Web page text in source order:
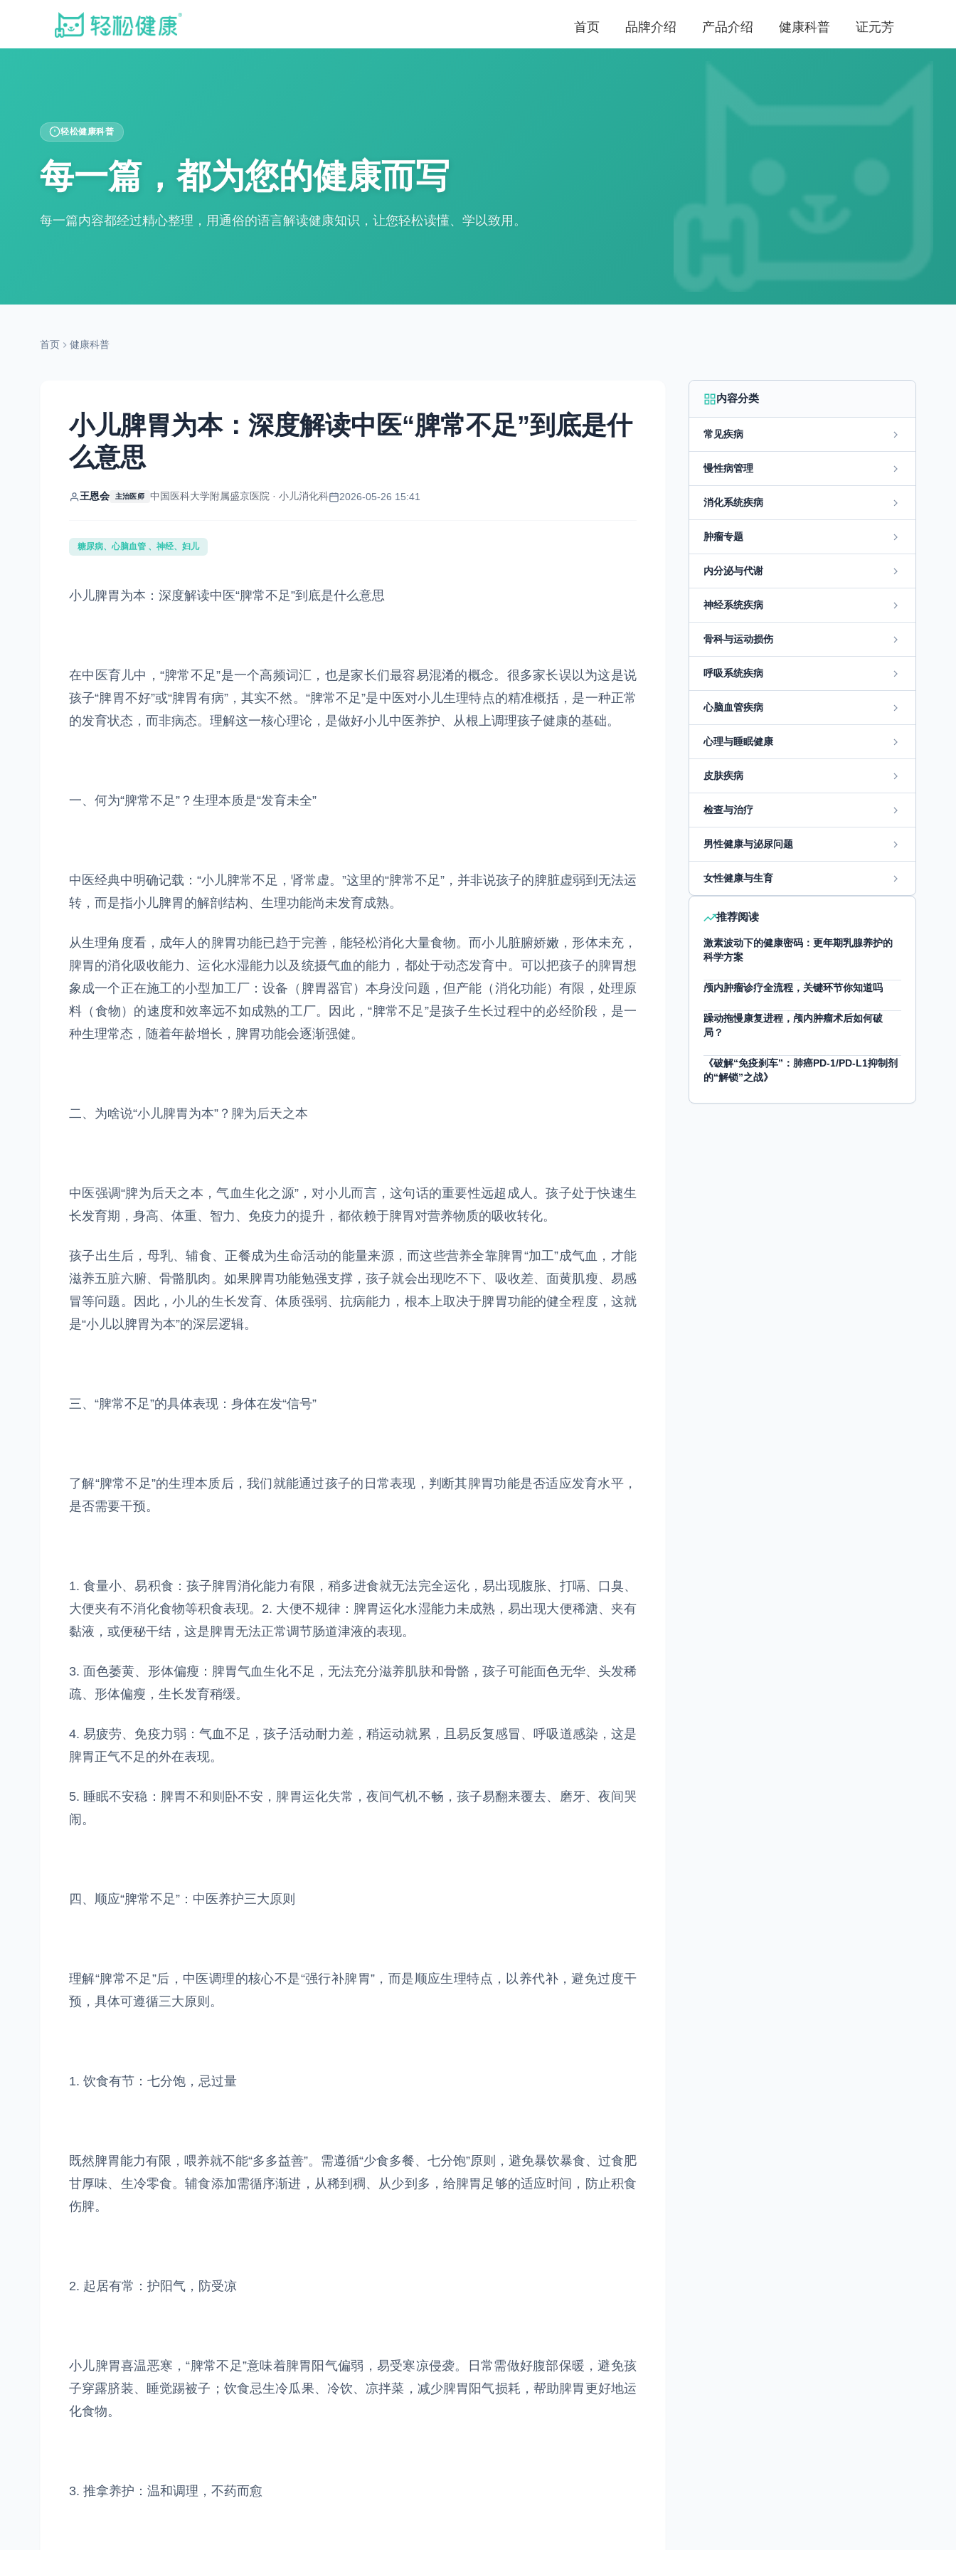
首页 品牌介绍 产品介绍 健康科普 证元芳
轻松健康科普
每一篇，都为您的健康而写
每一篇内容都经过精心整理，用通俗的语言解读健康知识，让您轻松读懂、学以致用。
首页 健康科普
小儿脾胃为本：深度解读中医“脾常不足”到底是什
么意思
王恩会 主治医师 中国医科大学附属盛京医院 · 小儿消化科 2026-05-26 15:41
糖尿病、心脑血管 、神经、妇儿
小儿脾胃为本：深度解读中医“脾常不足”到底是什么意思
在中医育儿中，“脾常不足”是一个高频词汇，也是家长们最容易混淆的概念。很多家长误以为这是说
孩子“脾胃不好”或“脾胃有病”，其实不然。“脾常不足”是中医对小儿生理特点的精准概括，是一种正常
的发育状态，而非病态。理解这一核心理论，是做好小儿中医养护、从根上调理孩子健康的基础。
一、何为“脾常不足”？生理本质是“发育未全”
中医经典中明确记载：“小儿脾常不足，肾常虚。”这里的“脾常不足”，并非说孩子的脾脏虚弱到无法运
转，而是指小儿脾胃的解剖结构、生理功能尚未发育成熟。
从生理角度看，成年人的脾胃功能已趋于完善，能轻松消化大量食物。而小儿脏腑娇嫩，形体未充，
脾胃的消化吸收能力、运化水湿能力以及统摄气血的能力，都处于动态发育中。可以把孩子的脾胃想
象成一个正在施工的小型加工厂：设备（脾胃器官）本身没问题，但产能（消化功能）有限，处理原
料（食物）的速度和效率远不如成熟的工厂。因此，“脾常不足”是孩子生长过程中的必经阶段，是一
种生理常态，随着年龄增长，脾胃功能会逐渐强健。
二、为啥说“小儿脾胃为本”？脾为后天之本
中医强调“脾为后天之本，气血生化之源”，对小儿而言，这句话的重要性远超成人。孩子处于快速生
长发育期，身高、体重、智力、免疫力的提升，都依赖于脾胃对营养物质的吸收转化。
孩子出生后，母乳、辅食、正餐成为生命活动的能量来源，而这些营养全靠脾胃“加工”成气血，才能
滋养五脏六腑、骨骼肌肉。如果脾胃功能勉强支撑，孩子就会出现吃不下、吸收差、面黄肌瘦、易感
冒等问题。因此，小儿的生长发育、体质强弱、抗病能力，根本上取决于脾胃功能的健全程度，这就
是“小儿以脾胃为本”的深层逻辑。
三、“脾常不足”的具体表现：身体在发“信号”
了解“脾常不足”的生理本质后，我们就能通过孩子的日常表现，判断其脾胃功能是否适应发育水平，
是否需要干预。
1. 食量小、易积食：孩子脾胃消化能力有限，稍多进食就无法完全运化，易出现腹胀、打嗝、口臭、
大便夹有不消化食物等积食表现。2. 大便不规律：脾胃运化水湿能力未成熟，易出现大便稀溏、夹有
黏液，或便秘干结，这是脾胃无法正常调节肠道津液的表现。
3. 面色萎黄、形体偏瘦：脾胃气血生化不足，无法充分滋养肌肤和骨骼，孩子可能面色无华、头发稀
疏、形体偏瘦，生长发育稍缓。
4. 易疲劳、免疫力弱：气血不足，孩子活动耐力差，稍运动就累，且易反复感冒、呼吸道感染，这是
脾胃正气不足的外在表现。
5. 睡眠不安稳：脾胃不和则卧不安，脾胃运化失常，夜间气机不畅，孩子易翻来覆去、磨牙、夜间哭
闹。
四、顺应“脾常不足”：中医养护三大原则
理解“脾常不足”后，中医调理的核心不是“强行补脾胃”，而是顺应生理特点，以养代补，避免过度干
预，具体可遵循三大原则。
1. 饮食有节：七分饱，忌过量
既然脾胃能力有限，喂养就不能“多多益善”。需遵循“少食多餐、七分饱”原则，避免暴饮暴食、过食肥
甘厚味、生冷零食。辅食添加需循序渐进，从稀到稠、从少到多，给脾胃足够的适应时间，防止积食
伤脾。
2. 起居有常：护阳气，防受凉
小儿脾胃喜温恶寒，“脾常不足”意味着脾胃阳气偏弱，易受寒凉侵袭。日常需做好腹部保暖，避免孩
子穿露脐装、睡觉踢被子；饮食忌生冷瓜果、冷饮、凉拌菜，减少脾胃阳气损耗，帮助脾胃更好地运
化食物。
3. 推拿养护：温和调理，不药而愈
内容分类
常见疾病
慢性病管理
消化系统疾病
肿瘤专题
内分泌与代谢
神经系统疾病
骨科与运动损伤
呼吸系统疾病
心脑血管疾病
心理与睡眠健康
皮肤疾病
检查与治疗
男性健康与泌尿问题
女性健康与生育
推荐阅读
激素波动下的健康密码：更年期乳腺养护的
科学方案
颅内肿瘤诊疗全流程，关键环节你知道吗
躁动拖慢康复进程，颅内肿瘤术后如何破
局？
《破解“免疫刹车”：肺癌PD-1/PD-L1抑制剂
的“解锁”之战》